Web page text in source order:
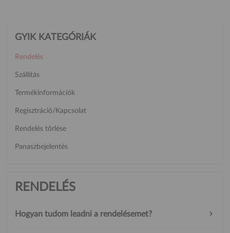
GYIK KATEGÓRIÁK
Rendelés
Szállítás
Termékinformációk
Regisztráció/Kapcsolat
Rendelés törlése
Panaszbejelentés
RENDELÉS
Hogyan tudom leadni a rendelésemet?